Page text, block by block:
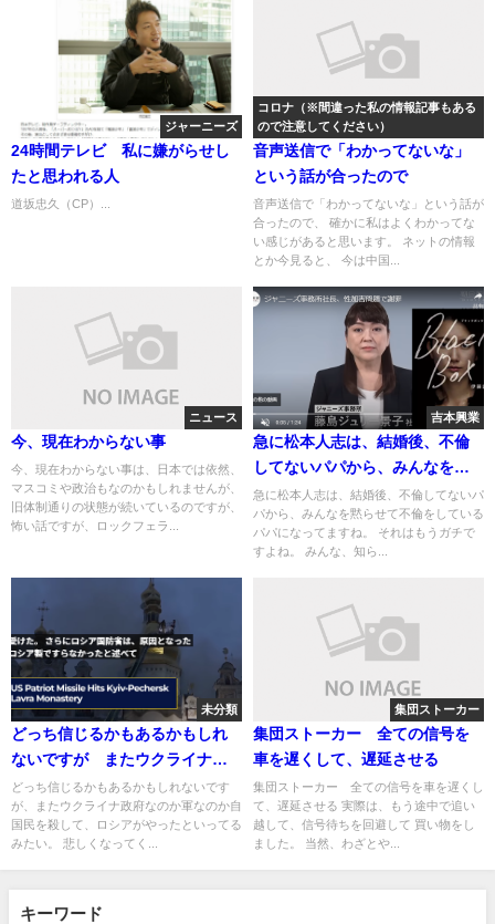
ジャーニーズ
24時間テレビ 私に嫌がらせし
たと思われる人
道坂忠久（CP）...
コロナ（※間違った私の情報記事もある
ので注意してください）
音声送信で「わかってないな」
という話が合ったので
音声送信で「わかってないな」という話が
合ったので、 確かに私はよくわかってな
い感じがあると思います。 ネットの情報
とか今見ると、 今は中国...
ニュース
今、現在わからない事
今、現在わからない事は、日本では依然、
マスコミや政治もなのかもしれませんが、
旧体制通りの状態が続いているのですが、
怖い話ですが、ロックフェラ...
吉本興業
急に松本人志は、結婚後、不倫
してないパパから、みんなを黙
らせて不倫をしているパパにな
ってますね
急に松本人志は、結婚後、不倫してないパ
パから、みんなを黙らせて不倫をしている
パパになってますね。 それはもうガチで
すよね。 みんな、知ら...
未分類
どっち信じるかもあるかもしれ
ないですが またウクライナ政
府なのか軍なのか自国民を殺し
て、ロシアがやったといってる
みたい
どっち信じるかもあるかもしれないです
が、またウクライナ政府なのか軍なのか自
国民を殺して、ロシアがやったといってる
みたい。 悲しくなってく...
集団ストーカー
集団ストーカー 全ての信号を
車を遅くして、遅延させる
集団ストーカー 全ての信号を車を遅くし
て、遅延させる 実際は、もう途中で追い
越して、信号待ちを回避して 買い物をし
ました。 当然、わざとや...
キーワード